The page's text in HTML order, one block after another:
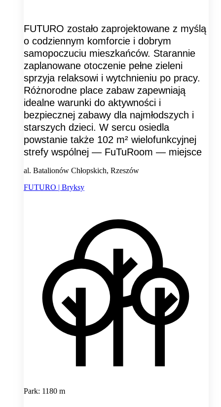
FUTURO zostało zaprojektowane z myślą
o codziennym komforcie i dobrym
samopoczuciu mieszkańców. Starannie
zaplanowane otoczenie pełne zieleni
sprzyja relaksowi i wytchnieniu po pracy.
Różnorodne place zabaw zapewniają
idealne warunki do aktywności i
bezpiecznej zabawy dla najmłodszych i
starszych dzieci. W sercu osiedla
powstanie także 102 m² wielofunkcyjnej
strefy wspólnej — FuTuRoom — miejsce
al. Batalionów Chłopskich, Rzeszów
FUTURO | Bryksy
Park: 1180 m